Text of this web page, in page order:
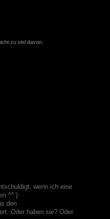
zu viel davon.
wenn ich eine
^^ )
den
Oder haben sie? Oder